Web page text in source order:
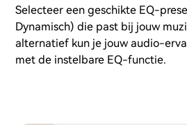
Selecteer een geschikte EQ-
Dynamisch) die past bij jouw
alternatief kun je jouw audio-
met de instelbare EQ-functie.